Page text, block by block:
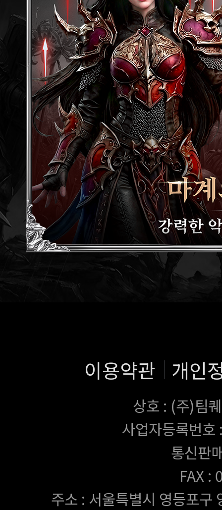
이용약관 개인
상호 : (주)팀
사업자등록번
통신판
FAX
주소 : 서울특별시 영등포